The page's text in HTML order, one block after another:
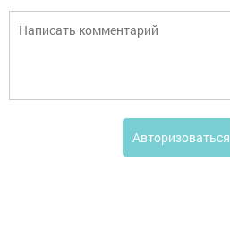
Авторизоваться